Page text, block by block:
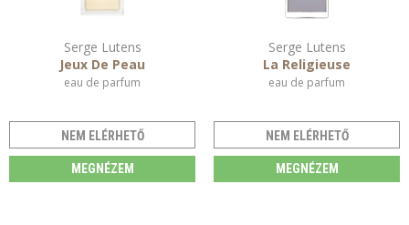
Serge Lutens
Jeux De Peau
eau de parfum
NEM ELÉRHETŐ
MEGNÉZEM
Serge Lutens
La Religieuse
eau de parfum
NEM ELÉRHETŐ
MEGNÉZEM